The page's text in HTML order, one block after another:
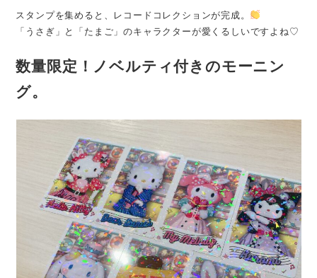
スタンプを集めると、レコードコレクションが完成。
「うさぎ」と「たまご」のキャラクターが愛くるしいですよね♡
数量限定！ノベルティ付きのモーニン
グ。